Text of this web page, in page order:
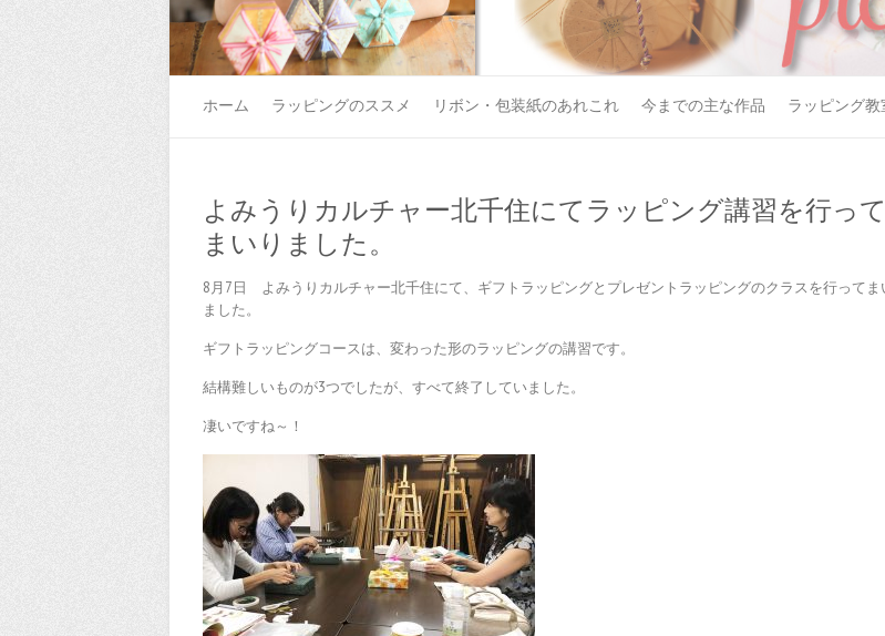
ホーム ラッピングのススメ リボン・包装紙のあれこれ 今までの主な作品 ラッピング
よみうりカルチャー北千住にてラッピング講習を行って
まいりました。
8月7日 よみうりカルチャー北千住にて、ギフトラッピングとプレゼントラッピングのクラスを行ってま
ました。
ギフトラッピングコースは、変わった形のラッピングの講習です。
結構難しいものが3つでしたが、すべて終了していました。
凄いですね～！